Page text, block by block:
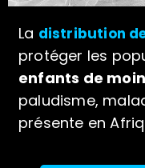
La distribution
protéger les
enfants de
paludisme,
présente en